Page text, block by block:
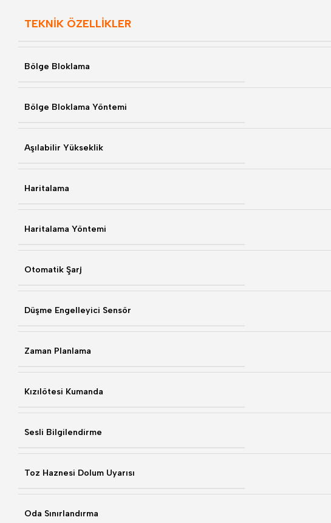
TEKNİK ÖZELLİKLER
Bölge Bloklama
Bölge Bloklama Yöntemi
Aşılabilir Yükseklik
Haritalama
Haritalama Yöntemi
Otomatik Şarj
Düşme Engelleyici Sensör
Zaman Planlama
Kızılötesi Kumanda
Sesli Bilgilendirme
Toz Haznesi Dolum Uyarısı
Oda Sınırlandırma